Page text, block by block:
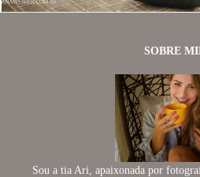
SOBRE
Sou a tia Ari, apaixonada por